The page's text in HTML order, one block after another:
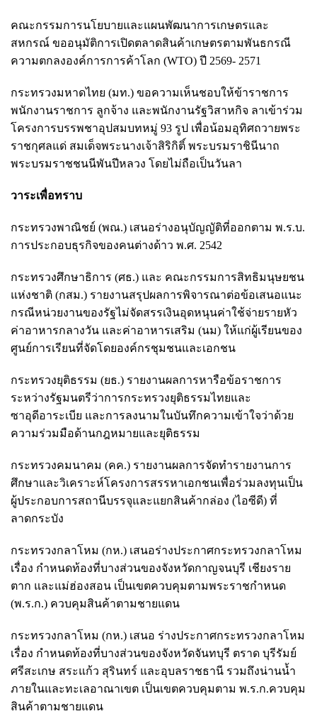
คณะกรรมการนโยบายและแผนพัฒนาการเกษตรและ
สหกรณ์ ขออนุมัติการเปิดตลาดสินค้าเกษตรตามพันธกรณี
ความตกลงองค์การการค้าโลก (WTO) ปี 2569- 2571
กระทรวงมหาดไทย (มท.) ขอความเห็นชอบให้ข้าราชการ
พนักงานราชการ ลูกจ้าง และพนักงานรัฐวิสาหกิจ ลาเข้าร่วม
โครงการบรรพชาอุปสมบทหมู่ 93 รูป เพื่อน้อมอุทิศถวายพระ
ราชกุศลแด่ สมเด็จพระนางเจ้าสิริกิติ์ พระบรมราชินีนาถ
พระบรมราชชนนีพันปีหลวง โดยไม่ถือเป็นวันลา
วาระเพื่อทราบ
กระทรวงพาณิชย์ (พณ.) เสนอร่างอนุบัญญัติที่ออกตาม พ.ร.บ.
การประกอบธุรกิจของคนต่างด้าว พ.ศ. 2542
กระทรวงศึกษาธิการ (ศธ.) และ คณะกรรมการสิทธิมนุษยชน
แห่งชาติ (กสม.) รายงานสรุปผลการพิจารณาต่อข้อเสนอแนะ
กรณีหน่วยงานของรัฐไม่จัดสรรเงินอุดหนุนค่าใช้จ่ายรายหัว
ค่าอาหารกลางวัน และค่าอาหารเสริม (นม) ให้แก่ผู้เรียนของ
ศูนย์การเรียนที่จัดโดยองค์กรชุมชนและเอกชน
กระทรวงยุติธรรม (ยธ.) รายงานผลการหารือข้อราชการ
ระหว่างรัฐมนตรีว่าการกระทรวงยุติธรรมไทยและ
ซาอุดีอาระเบีย และการลงนามในบันทึกความเข้าใจว่าด้วย
ความร่วมมือด้านกฎหมายและยุติธรรม
กระทรวงคมนาคม (คค.) รายงานผลการจัดทำรายงานการ
ศึกษาและวิเคราะห์โครงการสรรหาเอกชนเพื่อร่วมลงทุนเป็น
ผู้ประกอบการสถานีบรรจุและแยกสินค้ากล่อง (ไอซีดี) ที่
ลาดกระบัง
กระทรวงกลาโหม (กห.) เสนอร่างประกาศกระทรวงกลาโหม
เรื่อง กำหนดท้องที่บางส่วนของจังหวัดกาญจนบุรี เชียงราย
ตาก และแม่ฮ่องสอน เป็นเขตควบคุมตามพระราชกำหนด
(พ.ร.ก.) ควบคุมสินค้าตามชายแดน
กระทรวงกลาโหม (กห.) เสนอ ร่างประกาศกระทรวงกลาโหม
เรื่อง กำหนดท้องที่บางส่วนของจังหวัดจันทบุรี ตราด บุรีรัมย์
ศรีสะเกษ สระแก้ว สุรินทร์ และอุบลราชธานี รวมถึงน่านน้ำ
ภายในและทะเลอาณาเขต เป็นเขตควบคุมตาม พ.ร.ก.ควบคุม
สินค้าตามชายแดน